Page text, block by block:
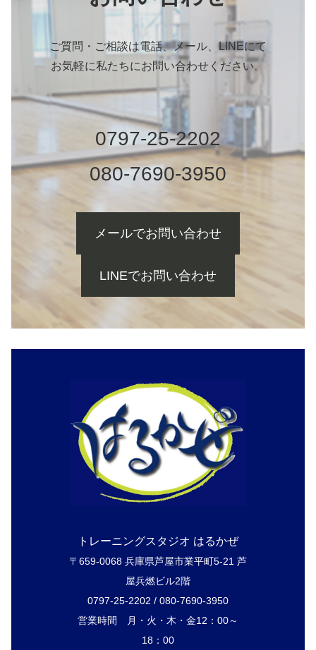
ご質問・ご相談は電話、メール、LINEにて
お気軽に私たちにお問い合わせください。
0797-25-2202
080-7690-3950
メールでお問い合わせ
LINEでお問い合わせ
トレーニングスタジオ はるかぜ
〒659-0068 兵庫県芦屋市業平町5-21 芦
屋兵燃ビル2階
0797-25-2202 / 080-7690-3950
営業時間 月・火・木・金12：00～
18：00